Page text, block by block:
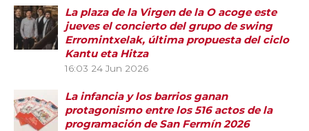
La plaza de la Virgen de la O acoge este
jueves el concierto del grupo de swing
Erromintxelak, última propuesta del ciclo
Kantu eta Hitza
16:03 24 Jun 2026
La infancia y los barrios ganan
protagonismo entre los 516 actos de la
programación de San Fermín 2026